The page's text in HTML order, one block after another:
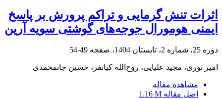
اثرات تنش گرمایی و تراکم پرورش بر پاسخ
ایمنی هومورال جوجه‌های گوشتی سویه آرین
دوره 25، شماره 2، تابستان 1404، صفحه 49-54
امیر نوری، مجید علیایی، روح‌الله کیانفر، حسین جانمحمدی
مشاهده مقاله
اصل مقاله 1.16 M